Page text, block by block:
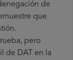
de
que
pero
de DAT en la